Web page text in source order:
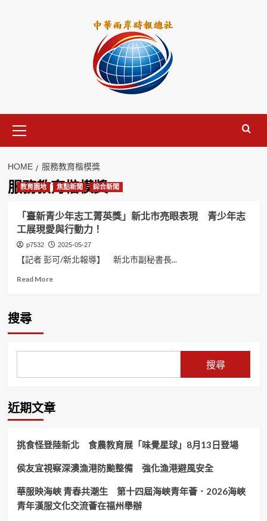
Menu
HOME 服務教育楷模獎
服務教育楷模獎
教育園地 焦點新聞 綜合新聞
「臺新青少年志工菁英獎」新北市亮眼表現 青少年志
工展現愛與行動力！
p7532 2025-05-27
【記者 彭可/新北報導】 新北市副秘書長...
Read MoreRead
工
英
獎」
市
眼
現
青
搜尋
搜尋
近期文章
挑食怪登陸新北 食農教育展「味覺星球」8月13日登場
侯友宜視察深澳漁港防颱整備 強化漁港避風安全
華服映海峽 青春共潮生 第十四屆海峽青年薈．2026海峽
青年漢服文化交流薈在福州舉辦